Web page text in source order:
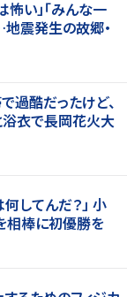
怖い」「みんな一
震発生の故郷・
過酷だったけど、
衣で長岡花火大
してんだ？」 小
相棒に初優勝を